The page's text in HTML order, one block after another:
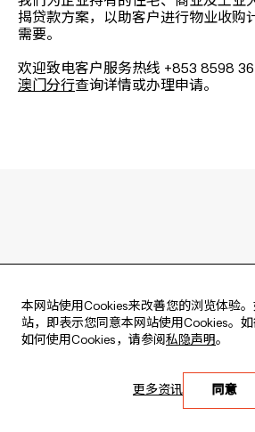
揭贷款方案，以助客户进行物业收购
需要。
欢迎致电客户服务热线 +853 8598
澳门分行查询详情或办理申请。
本网站使用Cookies来改善您的浏览体验
站，即表示您同意本网站使用Cookies。
如何使用Cookies，请参阅 私隐声明。
同意
更多资讯
Copyright © 2026 版权由东亚银行有限公